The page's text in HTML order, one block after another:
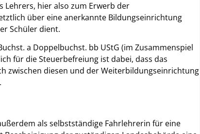
hier also zum Erwerb der
über eine anerkannte Bildungseinrichtung
Schüler dient.
a Doppelbuchst. bb UStG (im Zusammenspiel
für die Steuerbefreiung ist dabei, dass das
zwischen diesen und der Weiterbildungseinrichtung
als selbstständige Fahrlehrerin für eine